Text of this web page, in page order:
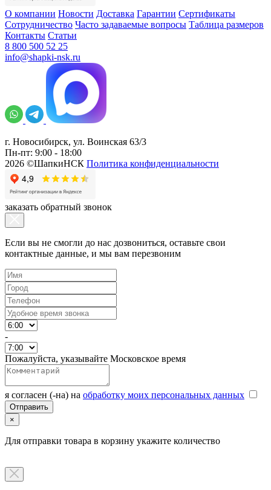
О компании Новости Доставка Гарантии Сертификаты
Сотрудничество Часто задаваемые вопросы Таблица размеров
Контакты Статьи
8 800 500 52 25
info@shapki-nsk.ru
г. Новосибирск, ул. Воинская 63/3
Пн-пт: 9:00 - 18:00
2026 ©ШапкиНСК Политика конфиденциальности
заказать обратный звонок
Если вы не смогли до нас дозвониться, оставьте свои
контактные данные, и мы вам перезвоним
-
Пожалуйста, указывайте Московское время
я согласен (-на) на обработку моих персональных данных
×
Для отправки товара в корзину укажите количество